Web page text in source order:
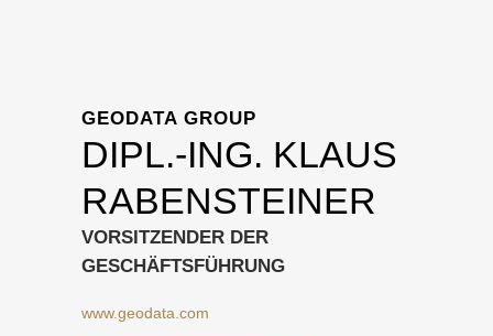
GEODATA GROUP
DIPL.-ING. KLAUS
RABENSTEINER
VORSITZENDER DER
GESCHÄFTSFÜHRUNG
www.geodata.com